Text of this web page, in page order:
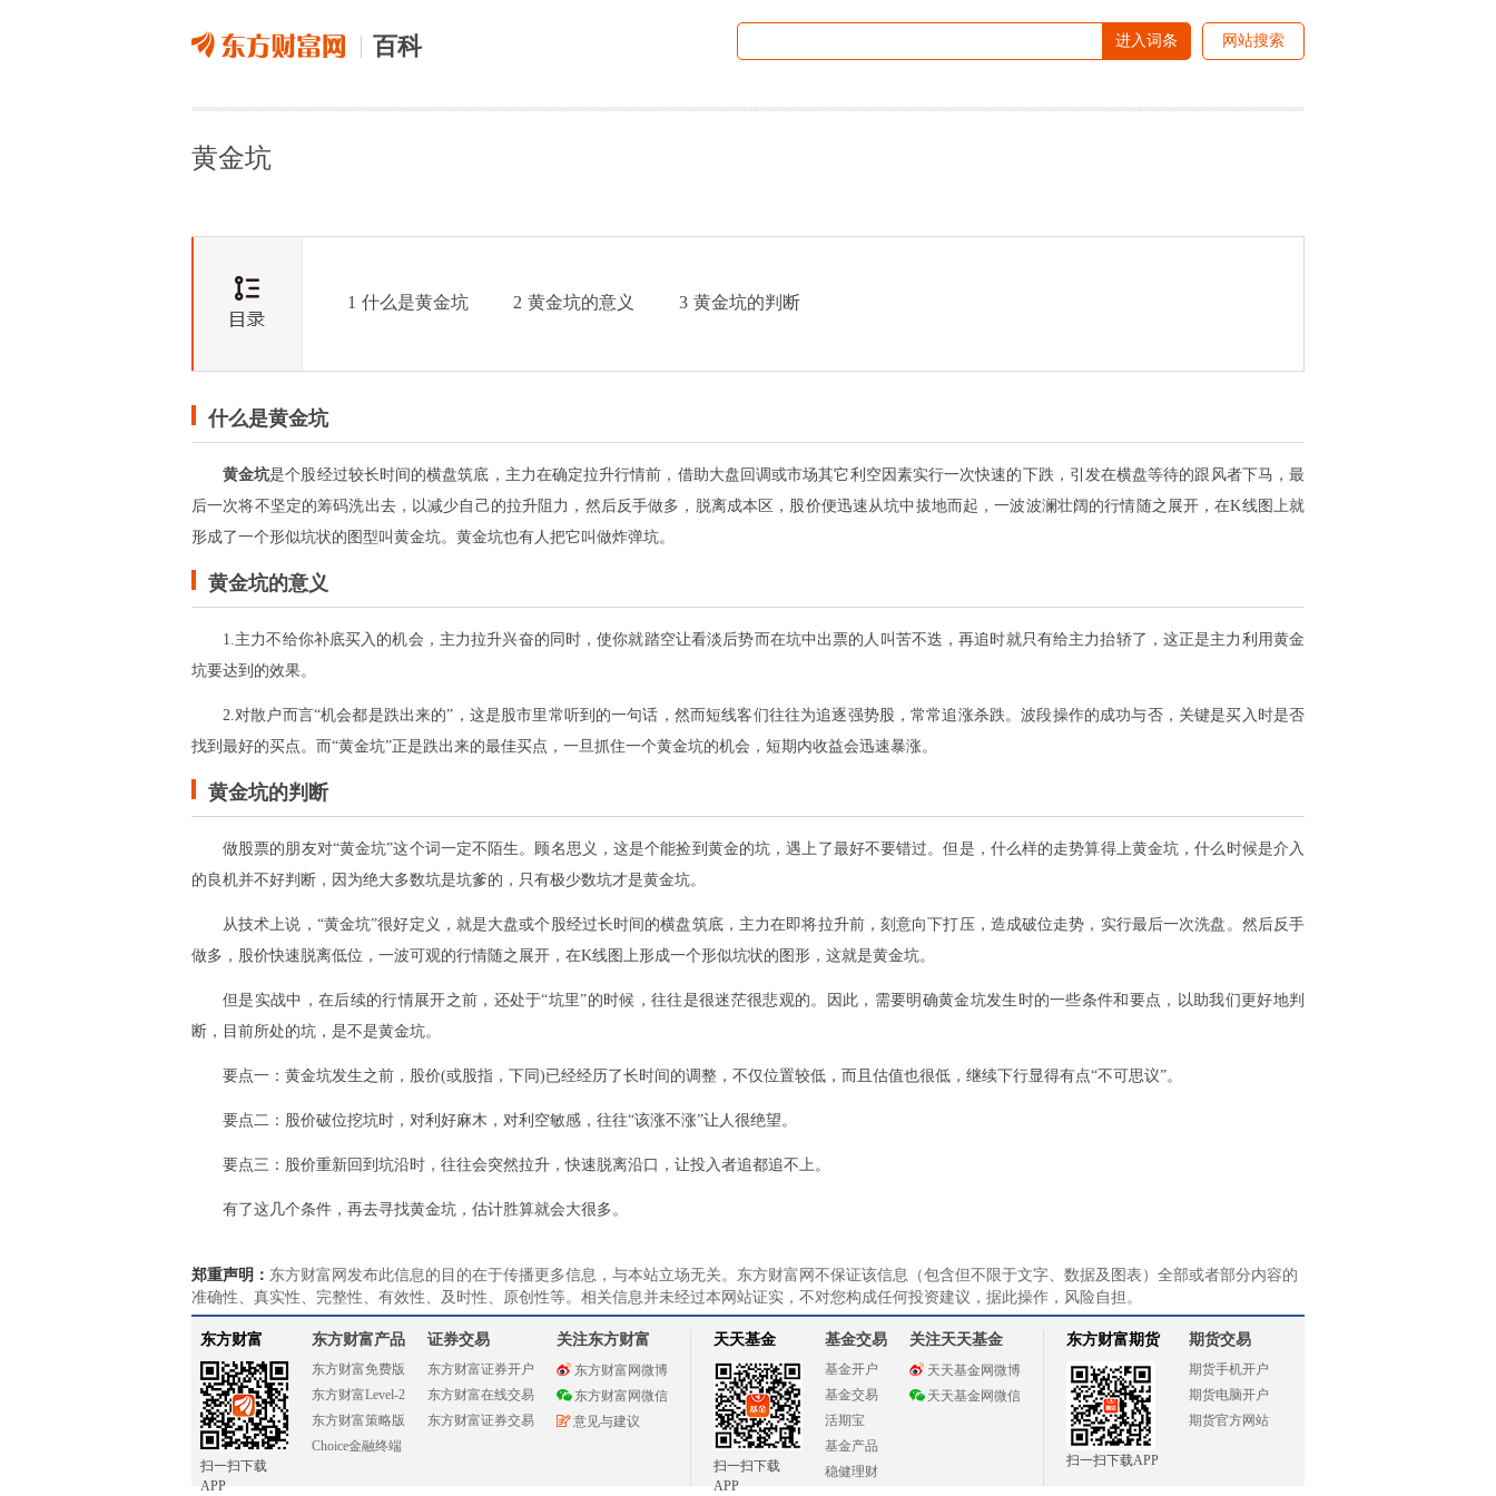
百科 进入词条 网站搜索
黄金坑
1 什么是黄金坑 2 黄金坑的意义 3 黄金坑的判断
什么是黄金坑
黄金坑是个股经过较长时间的横盘筑底，主力在确定拉升行情前，借助大盘回调或市场其它利空因素实行一次快速的下跌，引发在横盘等待的跟风者下马，最
后一次将不坚定的筹码洗出去，以减少自己的拉升阻力，然后反手做多，脱离成本区，股价便迅速从坑中拔地而起，一波波澜壮阔的行情随之展开，在K线图上就
形成了一个形似坑状的图型叫黄金坑。黄金坑也有人把它叫做炸弹坑。
黄金坑的意义
1.主力不给你补底买入的机会，主力拉升兴奋的同时，使你就踏空让看淡后势而在坑中出票的人叫苦不迭，再追时就只有给主力抬轿了，这正是主力利用黄金
坑要达到的效果。
2.对散户而言“机会都是跌出来的”，这是股市里常听到的一句话，然而短线客们往往为追逐强势股，常常追涨杀跌。波段操作的成功与否，关键是买入时是否
找到最好的买点。而“黄金坑”正是跌出来的最佳买点，一旦抓住一个黄金坑的机会，短期内收益会迅速暴涨。
黄金坑的判断
做股票的朋友对“黄金坑”这个词一定不陌生。顾名思义，这是个能捡到黄金的坑，遇上了最好不要错过。但是，什么样的走势算得上黄金坑，什么时候是介入
的良机并不好判断，因为绝大多数坑是坑爹的，只有极少数坑才是黄金坑。
从技术上说，“黄金坑”很好定义，就是大盘或个股经过长时间的横盘筑底，主力在即将拉升前，刻意向下打压，造成破位走势，实行最后一次洗盘。然后反手
做多，股价快速脱离低位，一波可观的行情随之展开，在K线图上形成一个形似坑状的图形，这就是黄金坑。
但是实战中，在后续的行情展开之前，还处于“坑里”的时候，往往是很迷茫很悲观的。因此，需要明确黄金坑发生时的一些条件和要点，以助我们更好地判
断，目前所处的坑，是不是黄金坑。
要点一：黄金坑发生之前，股价(或股指，下同)已经经历了长时间的调整，不仅位置较低，而且估值也很低，继续下行显得有点“不可思议”。
要点二：股价破位挖坑时，对利好麻木，对利空敏感，往往“该涨不涨”让人很绝望。
要点三：股价重新回到坑沿时，往往会突然拉升，快速脱离沿口，让投入者追都追不上。
有了这几个条件，再去寻找黄金坑，估计胜算就会大很多。
郑重声明： 东方财富网发布此信息的目的在于传播更多信息，与本站立场无关。东方财富网不保证该信息（包含但不限于文字、数据及图表）全部或者部分内容的
准确性、真实性、完整性、有效性、及时性、原创性等。相关信息并未经过本网站证实，不对您构成任何投资建议，据此操作，风险自担。
东方财富
扫一扫下载
APP
东方财富产品
东方财富免费版
东方财富Level-2
东方财富策略版
Choice金融终端
证券交易
东方财富证券开户
东方财富在线交易
东方财富证券交易
关注东方财富
东方财富网微博
东方财富网微信
意见与建议
天天基金
扫一扫下载
APP
基金交易
基金开户
基金交易
活期宝
基金产品
稳健理财
关注天天基金
天天基金网微博
天天基金网微信
东方财富期货
扫一扫下载APP
期货交易
期货手机开户
期货电脑开户
期货官方网站